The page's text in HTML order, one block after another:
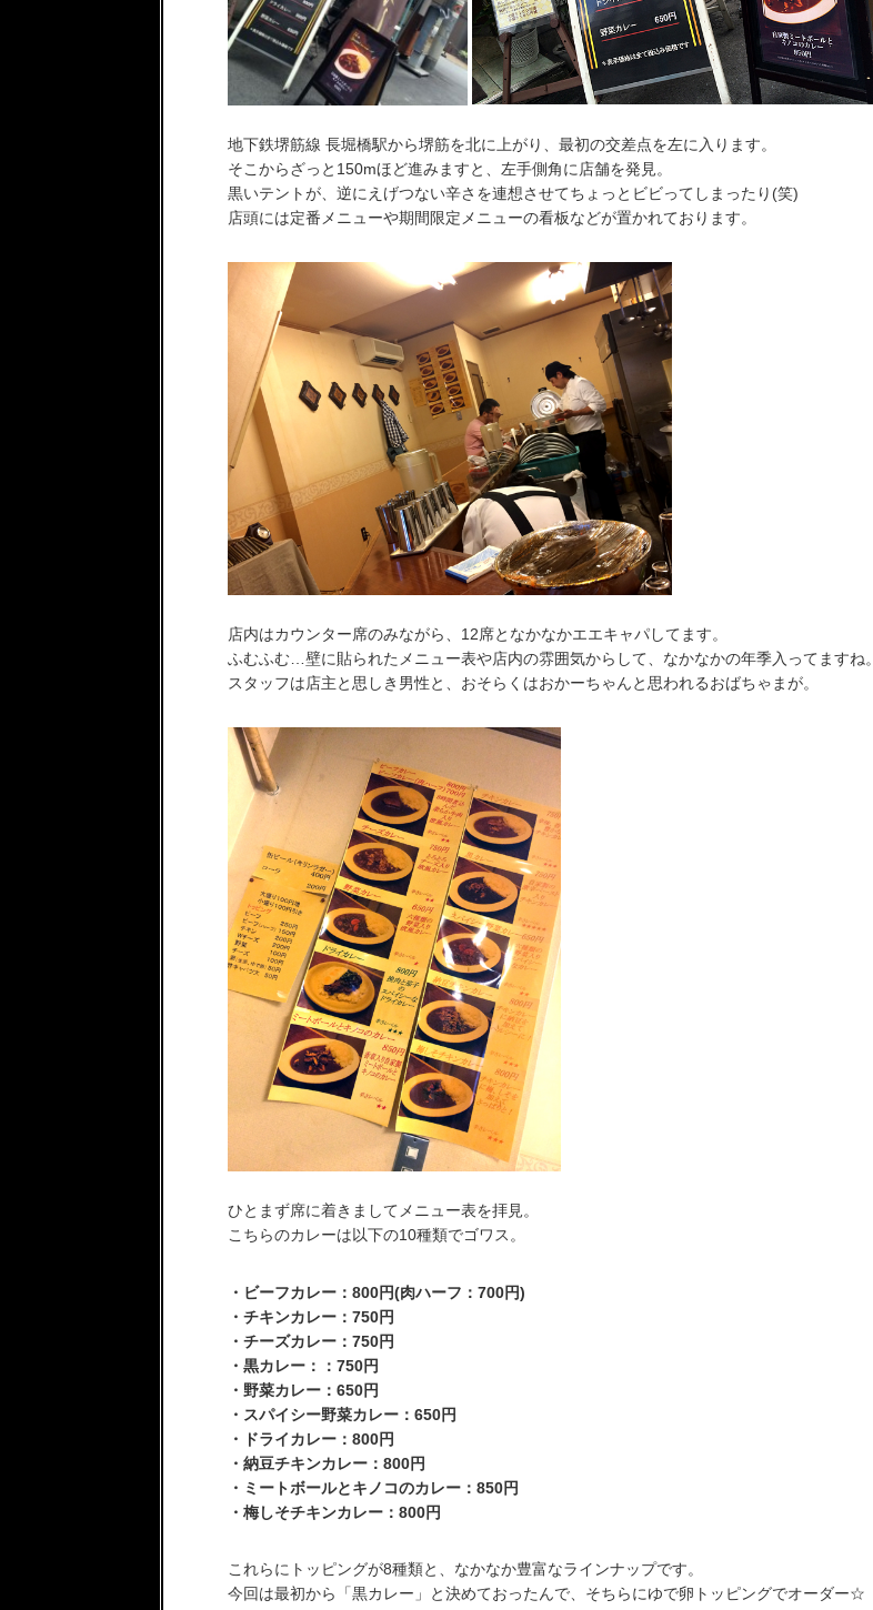
地下鉄堺筋線 長堀橋駅から堺筋を北に上がり、最初の交差点を左に入ります。
そこからざっと150mほど進みますと、左手側角に店舗を発見。
黒いテントが、逆にえげつない辛さを連想させてちょっとビビってしまったり(笑)
店頭には定番メニューや期間限定メニューの看板などが置かれております。
店内はカウンター席のみながら、12席となかなかエエキャパしてます。
ふむふむ…壁に貼られたメニュー表や店内の雰囲気からして、なかなかの年季入ってますね。
スタッフは店主と思しき男性と、おそらくはおかーちゃんと思われるおばちゃまが。
ひとまず席に着きましてメニュー表を拝見。
こちらのカレーは以下の10種類でゴワス。
・ビーフカレー：800円(肉ハーフ：700円)
・チキンカレー：750円
・チーズカレー：750円
・黒カレー：：750円
・野菜カレー：650円
・スパイシー野菜カレー：650円
・ドライカレー：800円
・納豆チキンカレー：800円
・ミートボールとキノコのカレー：850円
・梅しそチキンカレー：800円
これらにトッピングが8種類と、なかなか豊富なラインナップです。
今回は最初から「黒カレー」と決めておったんで、そちらにゆで卵トッピングでオーダー☆